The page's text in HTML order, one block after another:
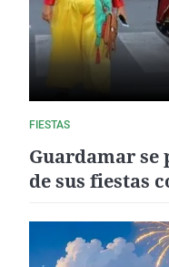
FIESTAS
Guardamar
de sus fiestas